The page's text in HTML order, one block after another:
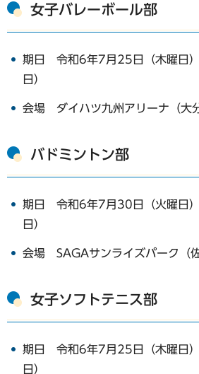
女子バレーボール部
期日 令和6年7月25日（木曜日
日）
会場 ダイハツ九州アリーナ（大
バドミントン部
期日 令和6年7月30日（火曜日
日）
会場 SAGAサンライズパーク（
女子ソフトテニス部
期日 令和6年7月25日（木曜日
日）